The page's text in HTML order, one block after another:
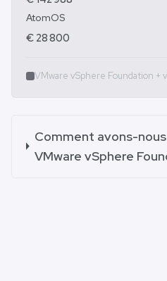
AtomOS
€ 28 800
VMware vSphere Foundation +
Comment avons-
VMware vSphere